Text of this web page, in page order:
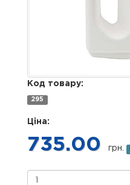
Код товару:
295
Ціна:
735.00 грн.